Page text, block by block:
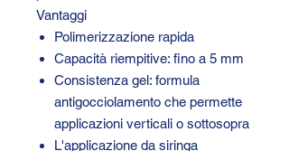
Vantaggi
Polimerizzazione rapida
Capacità riempitive: fino a 5 mm
Consistenza gel: formula
antigocciolamento che permette
applicazioni verticali o sottosopra
L'applicazione da siringa